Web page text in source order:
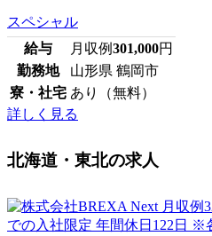
スペシャル
給与
月収例301,000円
勤務地
山形県 鶴岡市
寮・社宅 あり（無料）
詳しく見る
北海道・東北の求人